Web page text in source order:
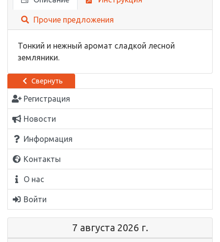
Свернуть
Регистрация
Новости
Информация
Контакты
О нас
Войти
7 августа 2026 г.
Прочие предложения
Тонкий и нежный аромат сладкой лесной
земляники.